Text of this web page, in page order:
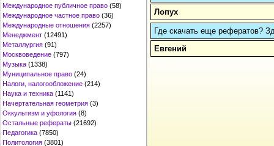
Международное публичное право (58)
Международное частное право (36)
Международные отношения (2257)
Менеджмент (12491)
Металлургия (91)
Москвоведение (797)
Музыка (1338)
Муниципальное право (24)
Налоги, налогообложение (214)
Наука и техника (1141)
Начертательная геометрия (3)
Оккультизм и уфология (8)
Остальные рефераты (21692)
Педагогика (7850)
Политология (3801)
Лопух
Где скачать еще рефератов?
Евгений